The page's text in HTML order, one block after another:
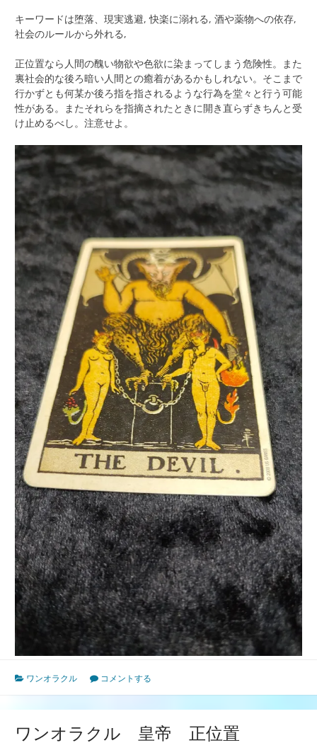
キーワードは堕落、現実逃避, 快楽に溺れる, 酒や薬物への依存,
社会のルールから外れる,
正位置なら人間の醜い物欲や色欲に染まってしまう危険性。また
裏社会的な後ろ暗い人間との癒着があるかもしれない。そこまで
行かずとも何某か後ろ指を指されるような行為を堂々と行う可能
性がある。またそれらを指摘されたときに開き直らずきちんと受
け止めるべし。注意せよ。
ワンオラクル コメントする
ワンオラクル 皇帝 正位置